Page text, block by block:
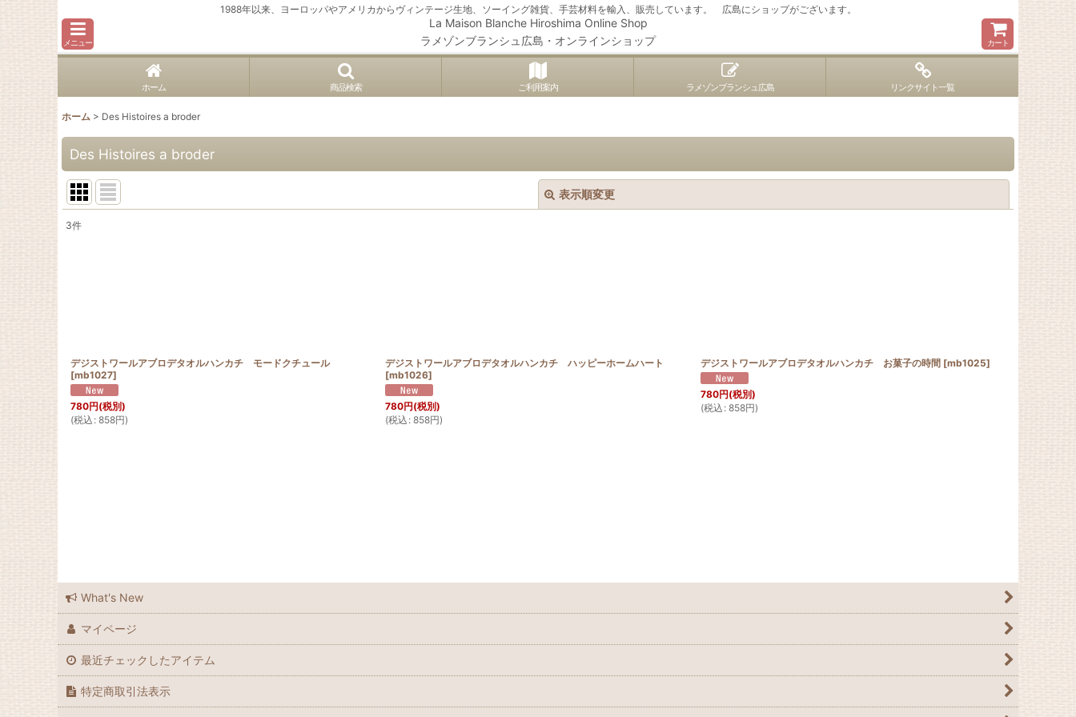
1988年以来、ヨーロッパやアメリカからヴィンテージ生地、ソーイング雑貨、手芸材料を輸入、販売しています。 広島にショップがございます。
メニュー
La Maison Blanche Hiroshima Online Shop
ラメゾンブランシュ広島・オンラインショップ
カート
ホーム 商品検索 ご利用案内 ラメゾンブランシュ広島 リンクサイト一覧
ホーム > Des Histoires a broder
Des Histoires a broder
表示順変更
3件
デジストワールアブロデタオルハンカチ モードクチュール
[mb1027]
780円(税別)
(税込 : 858円)
デジストワールアブロデタオルハンカチ ハッピーホームハート
[mb1026]
780円(税別)
(税込 : 858円)
デジストワールアブロデタオルハンカチ お菓子の時間 [mb1025]
780円(税別)
(税込 : 858円)
What's New
マイページ
最近チェックしたアイテム
特定商取引法表示